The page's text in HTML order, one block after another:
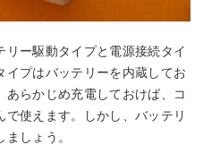
リー駆動タイプと電源接続タイ
イプはバッテリーを内蔵してお
あらかじめ充電しておけば、コ
使えます。しかし、バッテリ
しょう。